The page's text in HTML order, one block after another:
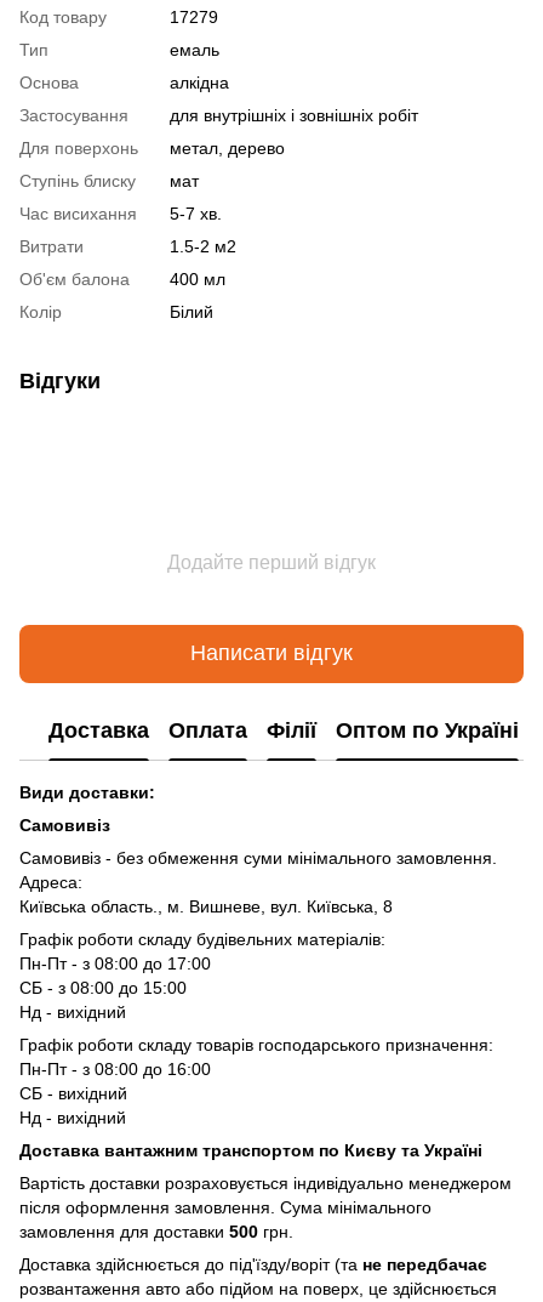
Код товару
17279
Тип
емаль
Основа
алкідна
Застосування
для внутрішніх і зовнішніх робіт
Для поверхонь
метал, дерево
Ступінь блиску
мат
Час висихання
5-7 хв.
Витрати
1.5-2 м2
Об'єм балона
400 мл
Колір
Білий
Відгуки
Додайте перший відгук
Написати відгук
Доставка Оплата Філії Оптом по Україні
Види доставки:
Самовивіз
Самовивіз - без обмеження суми мінімального замовлення.
Адреса:
Київська область., м. Вишневе, вул. Київська, 8
Графік роботи складу будівельних матеріалів:
Пн-Пт - з 08:00 до 17:00
СБ - з 08:00 до 15:00
Нд - вихідний
Графік роботи складу товарів господарського призначення:
Пн-Пт - з 08:00 до 16:00
СБ - вихідний
Нд - вихідний
Доставка вантажним транспортом по Києву та Україні
Вартість доставки розраховується індивідуально менеджером
після оформлення замовлення. Сума мінімального
замовлення для доставки 500 грн.
Доставка здійснюється до під'їзду/воріт (та не передбачає
розвантаження авто або підйом на поверх, це здійснюється